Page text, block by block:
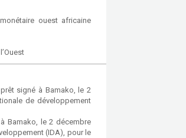
ouest africaine
signé à Bamako, le 2
de développement
Bamako, le 2 décembre
(IDA), pour le